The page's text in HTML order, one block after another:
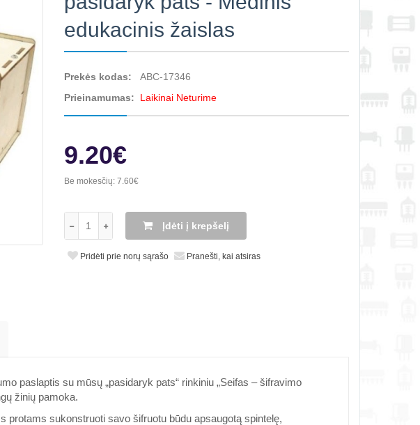
edukacinis žaislas
Prekės kodas:
ABC-17346
Prieinamumas:
Laikinai Neturime
9.20€
Be mokesčių:7.60€
Įdėti į krepšelį
Pridėti prie norų sąrašo Pranešti, kai atsiras
paslaptis su mūsų „pasidaryk pats“ rinkiniu „Seifas – šifravimo
žinių pamoka.
protams sukonstruoti savo šifruotu būdu apsaugotą spintelę,